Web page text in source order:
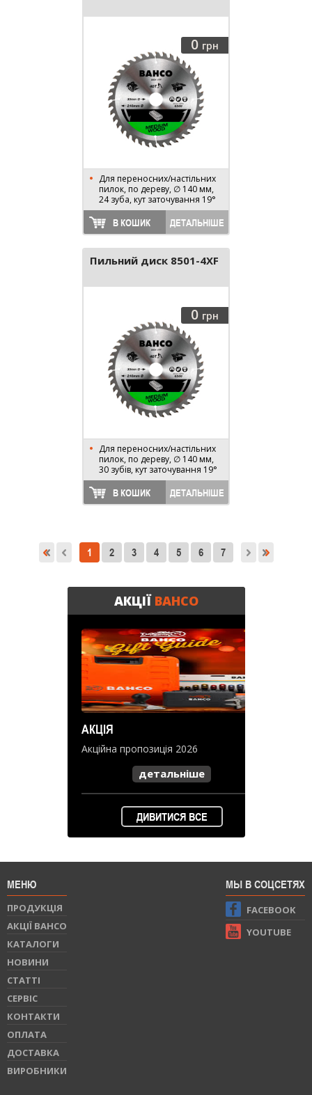
0 грн
Для переносних/настільних
пилок, по дереву, ∅ 140 мм,
24 зуба, кут заточування 19°
В КОШИК ДЕТАЛЬНІШЕ
Пильний диск 8501-4XF
0 грн
Для переносних/настільних
пилок, по дереву, ∅ 140 мм,
30 зубів, кут заточування 19°
В КОШИК ДЕТАЛЬНІШЕ
1 2 3 4 5 6 7
АКЦІЇBAHCO
АКЦІЯ
Акційна пропозиція 2026
детальніше
ДИВИТИСЯ ВСЕ
МЕНЮ
ПРОДУКЦIЯ
АКЦІЇ BAHCO
КАТАЛОГИ
НОВИНИ
СТАТТI
СЕРВIС
КОНТАКТИ
ОПЛАТА
ДОСТАВКА
ВИРОБНИКИ
МЫ В СОЦСЕТЯХ
FACEBOOK
YOUTUBE